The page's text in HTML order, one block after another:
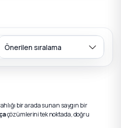
bir arada sunan saygın bir
çözümlerini tek noktada, doğru